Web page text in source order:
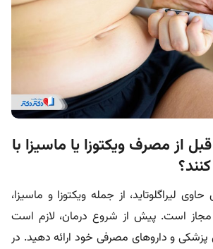
از مصرف ویکتوزا یا ماسیزا با
لیراگلوتاید، از جمله ویکتوزا و ماسیزا،
مجاز است. پیش از شروع درمان، لازم است
و داروهای مصرفی خود ارائه دهید. در